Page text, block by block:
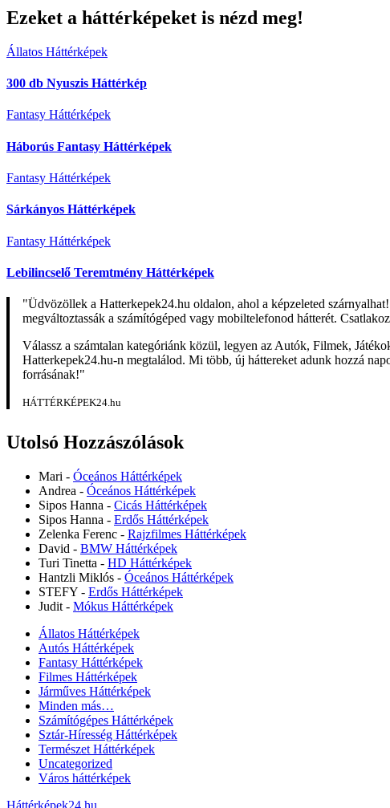
Ezeket a háttérképeket is nézd meg!
Állatos Háttérképek
300 db Nyuszis Háttérkép
Fantasy Háttérképek
Háborús Fantasy Háttérképek
Fantasy Háttérképek
Sárkányos Háttérképek
Fantasy Háttérképek
Lebilincselő Teremtmény Háttérképek
"Üdvözöllek a Hatterkepek24.hu oldalon, ahol a képzeleted
megváltoztassák a számítógéped vagy mobiltelefonod hátterét.
Válassz a számtalan kategóriánk közül, legyen az Autók, Filmek,
Hatterkepek24.hu-n megtalálod. Mi több, új háttereket adunk hozzá
forrásának!"
HÁTTÉRKÉPEK24.hu
Utolsó Hozzászólások
Mari - Óceános Háttérképek
Andrea - Óceános Háttérképek
Sipos Hanna - Cicás Háttérképek
Sipos Hanna - Erdős Háttérképek
Zelenka Ferenc - Rajzfilmes Háttérképek
David - BMW Háttérképek
Turi Tinetta - HD Háttérképek
Hantzli Miklós - Óceános Háttérképek
STEFY - Erdős Háttérképek
Judit - Mókus Háttérképek
Állatos Háttérképek
Autós Háttérképek
Fantasy Háttérképek
Filmes Háttérképek
Járműves Háttérképek
Minden más…
Számítógépes Háttérképek
Sztár-Híresség Háttérképek
Természet Háttérképek
Uncategorized
Város háttérképek
Háttérképek24.hu